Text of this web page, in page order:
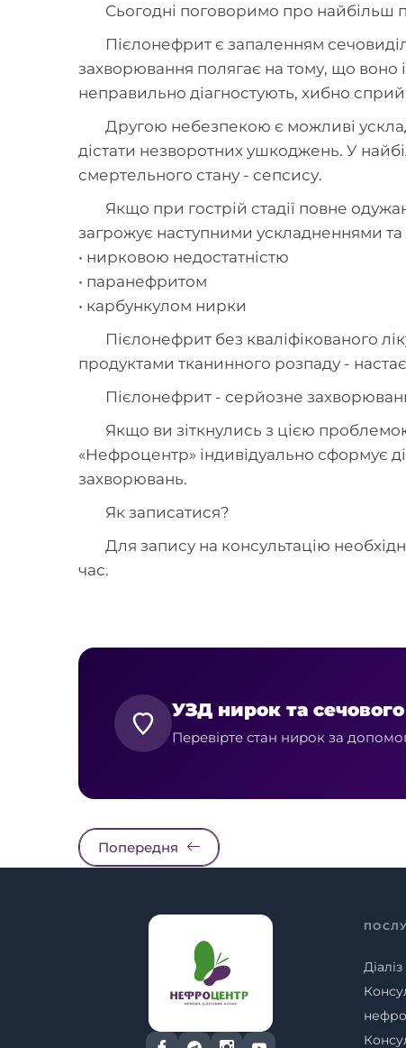
Сьогодні поговоримо про найбільш
Пієлонефрит є запаленням
захворювання полягає на тому, що воно
неправильно діагностують, хибно
Другою небезпекою є можливі
дістати незворотних ушкоджень. У
смертельного стану - сепсису.
Якщо при гострій стадії повне
загрожує наступними ускладненнями
• нирковою недостатністю
• паранефритом
• карбункулом нирки
Пієлонефрит без кваліфікованого
продуктами тканинного розпаду -
Пієлонефрит - серйозне
Якщо ви зіткнулись з цією
«Нефроцентр» індивідуально сформує
захворювань.
Як записатися?
Для запису на консультацію
час.
УЗД нирок та
Перевірте стан нирок за
Попередня
Діаліз